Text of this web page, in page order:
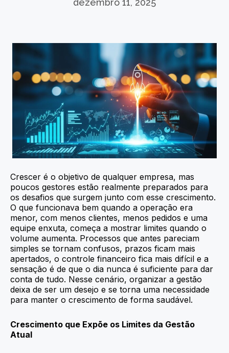
Crescer é o objetivo de qualquer empresa, mas
poucos gestores estão realmente preparados para
os desafios que surgem junto com esse crescimento.
O que funcionava bem quando a operação era
menor, com menos clientes, menos pedidos e uma
equipe enxuta, começa a mostrar limites quando o
volume aumenta. Processos que antes pareciam
simples se tornam confusos, prazos ficam mais
apertados, o controle financeiro fica mais difícil e a
sensação é de que o dia nunca é suficiente para dar
conta de tudo. Nesse cenário, organizar a gestão
deixa de ser um desejo e se torna uma necessidade
para manter o crescimento de forma saudável.
Crescimento que Expõe os Limites da Gestão
Atual